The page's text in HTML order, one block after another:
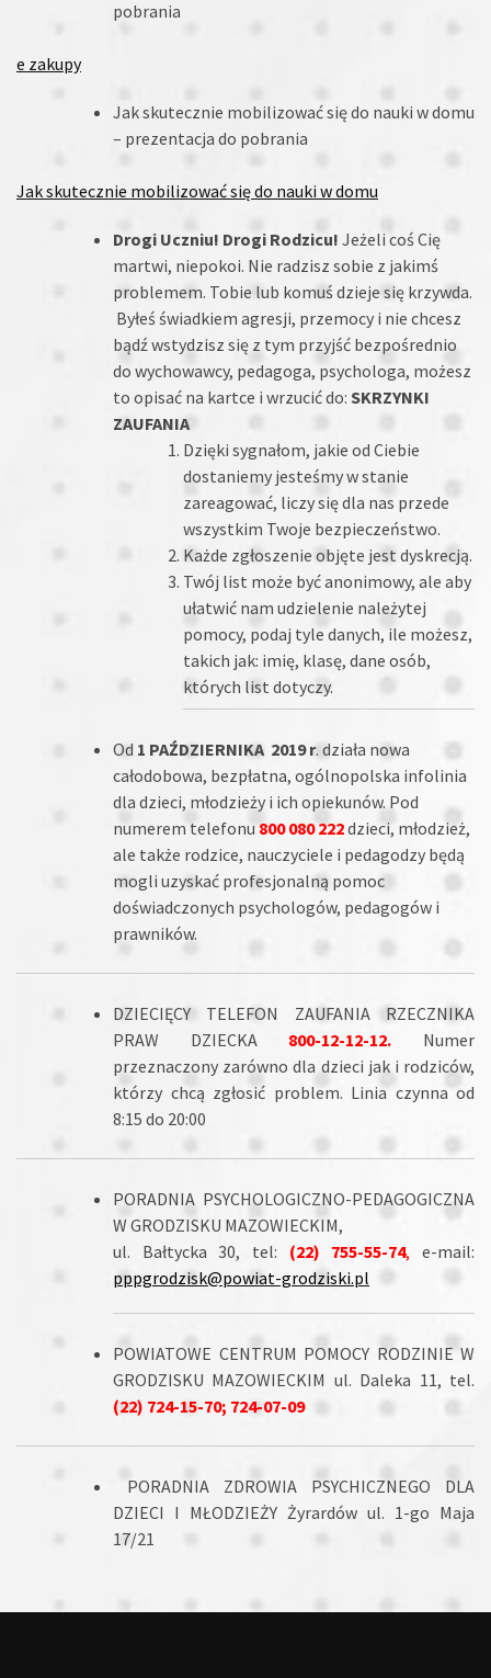
pobrania
e zakupy
Jak skutecznie mobilizować się do nauki w domu
– prezentacja do pobrania
Jak skutecznie mobilizować się do nauki w domu
Drogi Uczniu! Drogi Rodzicu! Jeżeli coś Cię
martwi, niepokoi. Nie radzisz sobie z jakimś
problemem. Tobie lub komuś dzieje się krzywda.
Byłeś świadkiem agresji, przemocy i nie chcesz
bądź wstydzisz się z tym przyjść bezpośrednio
do wychowawcy, pedagoga, psychologa, możesz
to opisać na kartce i wrzucić do: SKRZYNKI
ZAUFANIA
Dzięki sygnałom, jakie od Ciebie
dostaniemy jesteśmy w stanie
zareagować, liczy się dla nas przede
wszystkim Twoje bezpieczeństwo.
Każde zgłoszenie objęte jest dyskrecją.
Twój list może być anonimowy, ale aby
ułatwić nam udzielenie należytej
pomocy, podaj tyle danych, ile możesz,
takich jak: imię, klasę, dane osób,
których list dotyczy.
Od 1 PAŹDZIERNIKA 2019 r. działa nowa
całodobowa, bezpłatna, ogólnopolska infolinia
dla dzieci, młodzieży i ich opiekunów. Pod
numerem telefonu 800 080 222dzieci, młodzież,
ale także rodzice, nauczyciele i pedagodzy będą
mogli uzyskać profesjonalną pomoc
doświadczonych psychologów, pedagogów i
prawników.
DZIECIĘCY TELEFON ZAUFANIA RZECZNIKA
PRAW DZIECKA
800-12-12-12. Numer
przeznaczony zarówno dla dzieci jak i rodziców,
którzy chcą zgłosić problem. Linia czynna od
8:15 do 20:00
PORADNIA PSYCHOLOGICZNO-PEDAGOGICZNA
W GRODZISKU MAZOWIECKIM,
ul. Bałtycka 30, tel: (22) 755-55-74, e-mail:
pppgrodzisk@powiat-grodziski.pl
POWIATOWE CENTRUM POMOCY RODZINIE W
GRODZISKU MAZOWIECKIM ul. Daleka 11, tel.
(22) 724-15-70; 724-07-09
PORADNIA ZDROWIA PSYCHICZNEGO DLA
DZIECI I MŁODZIEŻY Żyrardów ul. 1-go Maja
17/21